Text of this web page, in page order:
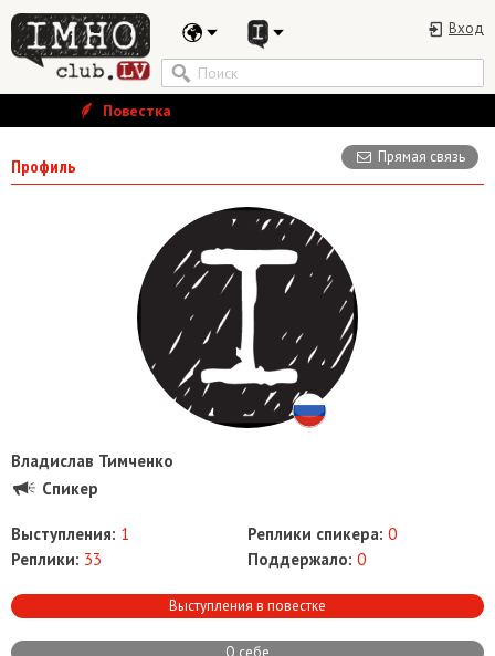
Вход
Повестка
Профиль
Прямая связь
Владислав Тимченко
Спикер
Выступления: 1 Реплики спикера: 0
Реплики: 33 Поддержало: 0
Выступления в повестке
О себе